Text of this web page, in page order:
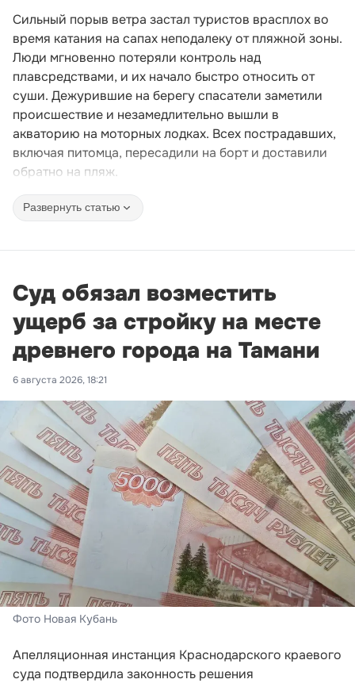
Сильный порыв ветра застал туристов врасплох во
время катания на сапах неподалеку от пляжной зоны.
Люди мгновенно потеряли контроль над
плавсредствами, и их начало быстро относить от
суши. Дежурившие на берегу спасатели заметили
происшествие и незамедлительно вышли в
акваторию на моторных лодках. Всех пострадавших,
включая питомца, пересадили на борт и доставили
обратно на пляж.
Развернуть статью
Суд обязал возместить
ущерб за стройку на месте
древнего города на Тамани
6 августа 2026, 18:21
Фото Новая Кубань
Апелляционная инстанция Краснодарского краевого
суда подтвердила законность решения